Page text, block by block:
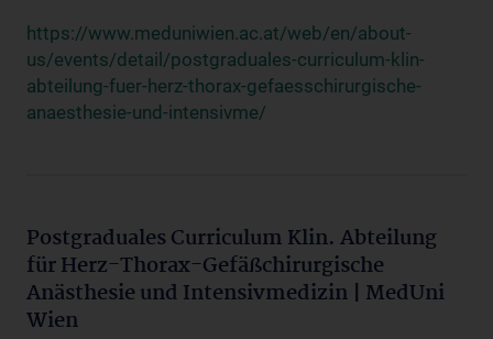
https://www.meduniwien.ac.at/web/en/about-
us/events/detail/postgraduales-curriculum-klin-
abteilung-fuer-herz-thorax-gefaesschirurgische-
anaesthesie-und-intensivme/
Postgraduales Curriculum Klin. Abteilung
für Herz-Thorax-Gefäßchirurgische
Anästhesie und Intensivmedizin | MedUni
Wien